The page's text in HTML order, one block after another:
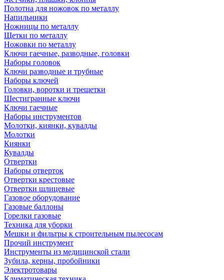
Полотна для ножовок по металлу
Напильники
Ножницы по металлу
Щетки по металлу
Ножовки по металлу
Ключи гаечные, разводные, головки
Наборы головок
Ключи разводные и трубные
Наборы ключей
Головки, воротки и трещетки
Шестигранные ключи
Ключи гаечные
Наборы инструментов
Молотки, киянки, кувалды
Молотки
Киянки
Кувалды
Отвертки
Наборы отверток
Отвертки крестовые
Отвертки шлицевые
Газовое оборудование
Газовые баллоны
Горелки газовые
Техника для уборки
Мешки и фильтры к строительным пылесосам
Прочий инструмент
Инструменты из медицинской стали
Зубила, керны, пробойники
Электротовары